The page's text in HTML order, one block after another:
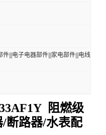
件|||电子电器部件|||家电部件|||电线
阻燃级
断路器/水表配